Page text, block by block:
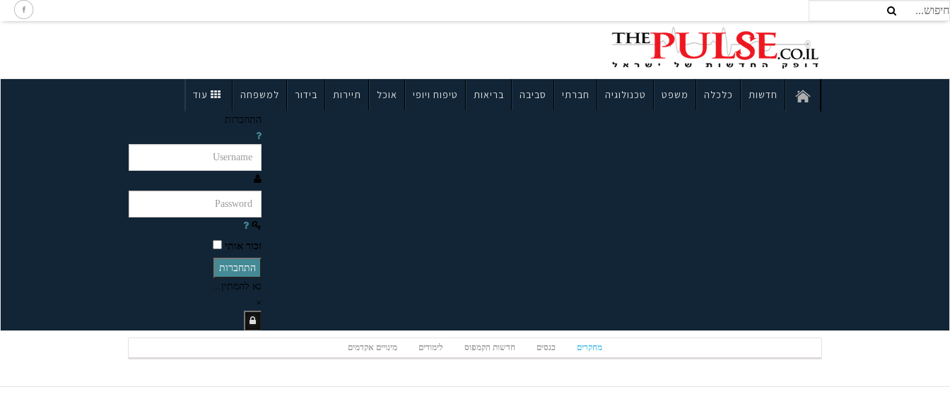
חדשות כלכלה משפט טכנולוגיה חברתי סביבה בריאות טיפוח ויופי אוכל תיירות בידור למשפחה עוד
התחברות
זכור אותי
התחברות
נא להמתין...
×
מחקרים כנסים חדשות הקמפוס לימודים מינויים אקדמים